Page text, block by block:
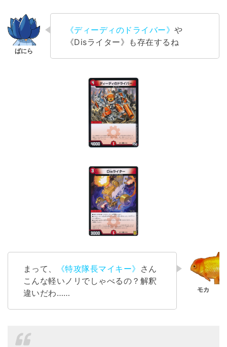
《ディーディのドライバー》や
《Disライター》も存在するね
まって、 《特攻隊長マイキー》 さん
こんな軽いノリでしゃべるの？解釈
違いだわ……